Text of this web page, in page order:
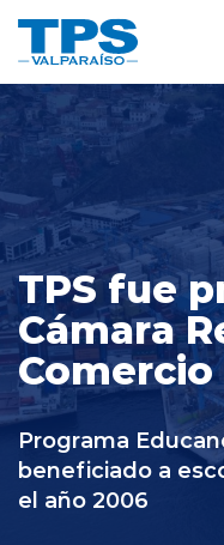
Somos TPS
Nuestra Visión
Servicios y
Políticas y
Prensa
TPS fue
Cámara
Comercio
Programa
beneficiado a
el año 2006